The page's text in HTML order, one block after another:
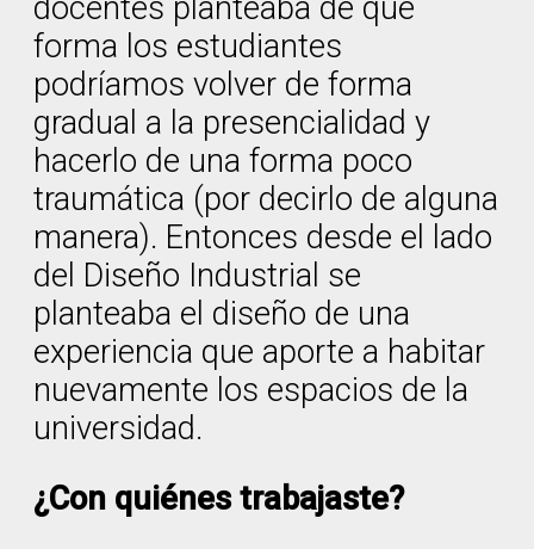
docentes planteaba de qué
forma los estudiantes
podríamos volver de forma
gradual a la presencialidad y
hacerlo de una forma poco
traumática (por decirlo de alguna
manera). Entonces desde el lado
del Diseño Industrial se
planteaba el diseño de una
experiencia que aporte a habitar
nuevamente los espacios de la
universidad.
¿Con quiénes trabajaste?